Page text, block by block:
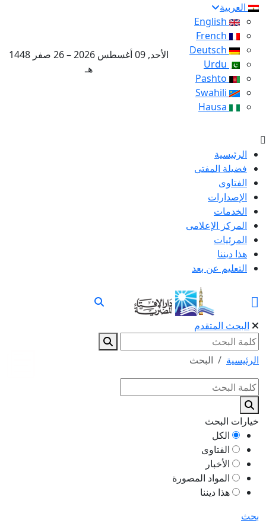
العربية
الأحد, 09 أغسطس 2026 – 26 صفر 1448
هـ
الرئيسية
فضيلة المفتى
الفتاوى
الإصدارات
الخدمات
المركز الإعلامى
المرئيات
هذا ديننا
التعليم عن بعد
البحث المتقدم
الرئيسية البحث
خيارات البحث
الكل
الفتاوى
الأخبار
المواد المصورة
هذا ديننا
بحث